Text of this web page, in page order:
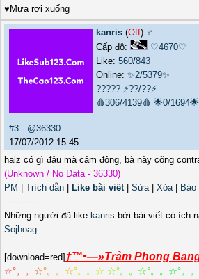
♥Mưa rơi xuống
kanris (Off) ♂️
Cấp độ:
♡4670♡
Like: 560/843
Online: ✨2/5379✨
????? ⚡??/??⚡
🩸306/4139🩸 🌟0/1694🌟
#3 - @36330
17/07/2012 15:45
haiz có gì đâu mà cảm động, bà này cõng
(Unknown / No Data - 36330)
PM
Trích dẫn Like bài viết| Sửa| Xóa| Báo
------------
Những người đã like kanris bởi bài viết có ích
Sojhoag
[download=red] †™•—»Trảm Phong
☆°。 。 ☆°。 。 ☆°。 。 ☆ ☆°。 。 ☆°。 。 ☆°。 。